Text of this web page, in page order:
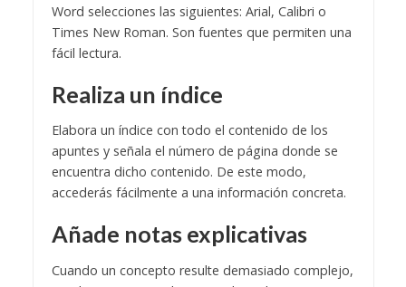
Word selecciones las siguientes: Arial, Calibri o
Times New Roman. Son fuentes que permiten una
fácil lectura.
Realiza un índice
Elabora un índice con todo el contenido de los
apuntes y señala el número de página donde se
encuentra dicho contenido. De este modo,
accederás fácilmente a una información concreta.
Añade notas explicativas
Cuando un concepto resulte demasiado complejo,